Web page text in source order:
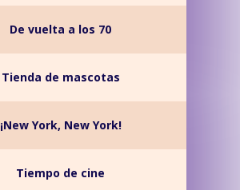
De vuelta a los 70
Tienda de mascotas
¡New York, New York!
Tiempo de cine